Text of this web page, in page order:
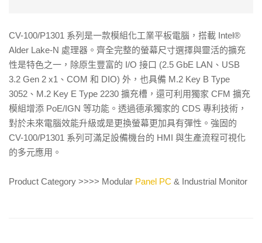
CV-100/P1301 系列是一款模組化工業平板電腦，搭載 Intel®
Alder Lake-N 處理器。齊全完整的螢幕尺寸選擇與靈活的擴充
性是特色之一，除原生豐富的 I/O 接口 (2.5 GbE LAN、USB
3.2 Gen 2 x1、COM 和 DIO) 外，也具備 M.2 Key B Type
3052、M.2 Key E Type 2230 擴充槽，還可利用獨家 CFM 擴充
模組增添 PoE/IGN 等功能。透過德承獨家的 CDS 專利技術，
對於未來電腦效能升級或是更換螢幕更加具有彈性。強固的
CV-100/P1301 系列可滿足設備機台的 HMI 與生產流程可視化
的多元應用。
Product Category >>>> Modular Panel PC & Industrial Monitor